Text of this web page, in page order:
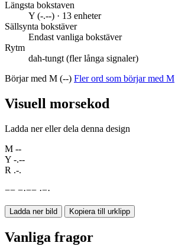
Längsta bokstaven
Y (-.--) · 13 enheter
Sällsynta bokstäver
Endast vanliga bokstäver
Rytm
dah-tungt (fler långa signaler)
Börjar med M (--) Fler ord som börjar med M
Visuell morsekod
Ladda ner eller dela denna design
M --
Y -.--
R .-.
−− −·−− ·−·
Ladda ner bild Kopiera till urklipp
Vanliga fragor